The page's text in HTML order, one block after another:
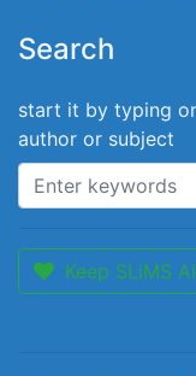
Search
start it by typing
author or subject
Keep SLiMS